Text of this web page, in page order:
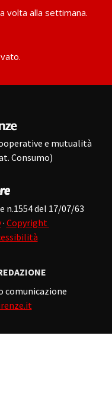
volta alla settimana.
e mutualità
Consumo)
n.1554 del 17/07/63
· Copyright
comunicazione